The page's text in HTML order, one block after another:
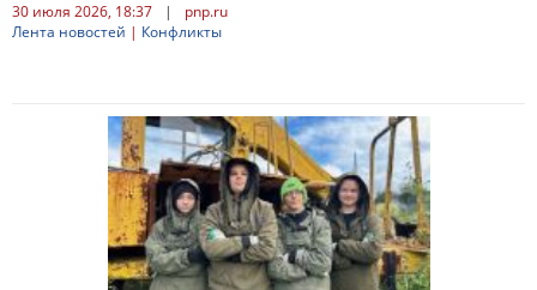
30 июля 2026, 18:37 |
pnp.ru
Лента новостей | Конфликты